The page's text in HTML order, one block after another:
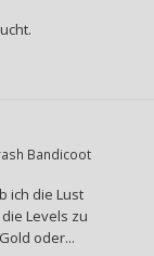
Bandicoot
ich die Lust
Levels zu
oder...